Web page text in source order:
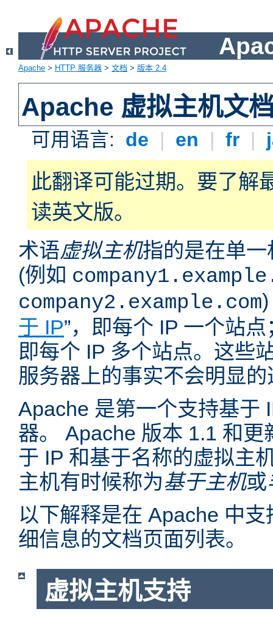
Apache > HTTP 服务器 > 文档 > 版本 2.4
Apache 虚拟主机文
可用语言: de | en | fr |
此翻译可能过期。要了解
读英文版。
术语虚拟主机指的是在单
(例如
company2.example.com)
于 IP”，即每个 IP 一个站点
即每个 IP 多个站点。这些
服务器上的事实不会明显
Apache 是第一个支持基于
器。 Apache 版本 1.1 和
于 IP 和基于名称的虚拟主
主机有时候称为基于主机或
以下解释是在 Apache 中
细信息的文档页面列表。
虚拟主机支持